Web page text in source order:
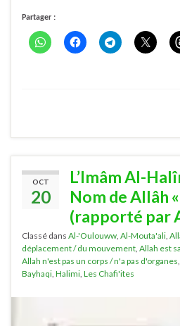
Partager :
OCT
20
L’Imâm Al-
Nom de Allâh
(rapporté par
Classé dans Al-'Oulouww Al-Mouta'ali
déplacement / du mouvement Allah est
Allah n'est pas un corps / n'a pas d'organes
Bayhaqi Halimi Les Chafi'ites